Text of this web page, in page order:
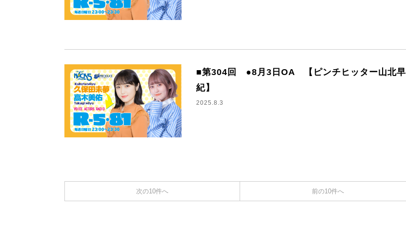
■第304回 ●8月3日OA 【ピンチヒッター山北早
紀】
2025.8.3
次の10件へ 前の10件へ